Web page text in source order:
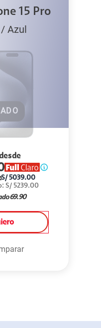
15 Pro
Azul
S/ 5039.00
: S/ 5239.00
69.90